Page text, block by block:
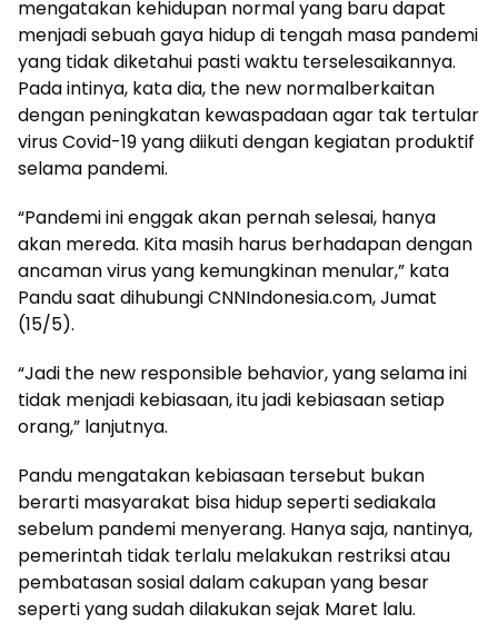
mengatakan kehidupan normal yang baru dapat
menjadi sebuah gaya hidup di tengah masa pandemi
yang tidak diketahui pasti waktu terselesaikannya.
Pada intinya, kata dia, the new normalberkaitan
dengan peningkatan kewaspadaan agar tak tertular
virus Covid-19 yang diikuti dengan kegiatan produktif
selama pandemi.
“Pandemi ini enggak akan pernah selesai, hanya
akan mereda. Kita masih harus berhadapan dengan
ancaman virus yang kemungkinan menular,” kata
Pandu saat dihubungi CNNIndonesia.com, Jumat
(15/5).
“Jadi the new responsible behavior, yang selama ini
tidak menjadi kebiasaan, itu jadi kebiasaan setiap
orang,” lanjutnya.
Pandu mengatakan kebiasaan tersebut bukan
berarti masyarakat bisa hidup seperti sediakala
sebelum pandemi menyerang. Hanya saja, nantinya,
pemerintah tidak terlalu melakukan restriksi atau
pembatasan sosial dalam cakupan yang besar
seperti yang sudah dilakukan sejak Maret lalu.